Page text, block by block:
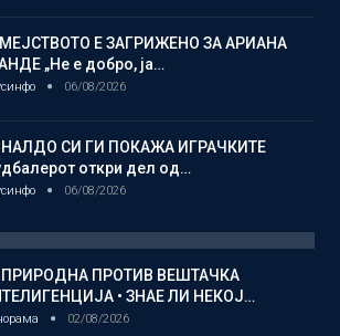
Е ЗАГРИЖЕНО ЗА АРИАНА
„Не е добро, ја…
06/08/2026
СИ ГИ ПОКАЖА ИГРАЧКИТЕ
откри дел од…
06/08/2026
ПРИРОДНА ПРОТИВ ВЕШТАЧКА
• ЗНАЕ ЛИ НЕКОЈ…
02/08/2026